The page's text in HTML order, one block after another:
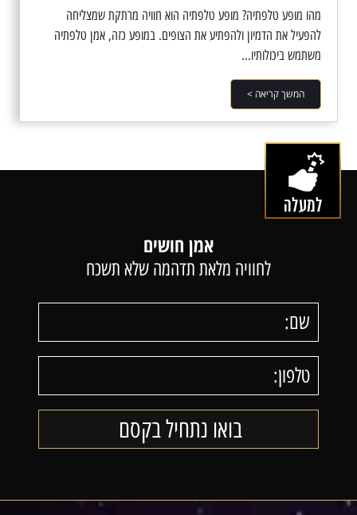
מהו מופע טלפתיה? מופע טלפתיה הוא חוויה מרתקת שמצליחה
להפעיל את הדמיון ולהפתיע את הצופים. במופע כזה, אמן טלפתיה
משתמש ביכולותיו...
המשך קריאה >
אמן חושים
לחוויה מלאת תדהמה שלא תשכח